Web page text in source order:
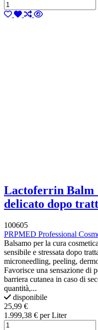
Lactoferrin Balm
delicato dopo
100605
PRPMED Professional
Balsamo per la cura
sensibile e stressata dopo
microneedling, peeling,
Favorisce una sensazione di
barriera cutanea in caso di
quantità,...
disponibile
25,99 €
1.999,38 € per Liter